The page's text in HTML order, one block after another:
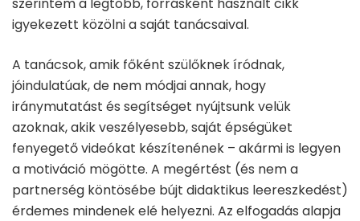
igyekezett közölni a saját tanácsaival.
A tanácsok, amik főként szülőknek íródnak,
jóindulatúak, de nem módjai annak, hogy
iránymutatást és segítséget nyújtsunk velük
azoknak, akik veszélyesebb, saját épségüket
fenyegető videókat készítenének – akármi is legyen
a motiváció mögötte. A megértést (és nem a
partnerség köntösébe bújt didaktikus leereszkedést)
érdemes mindenek elé helyezni. Az elfogadás alapja